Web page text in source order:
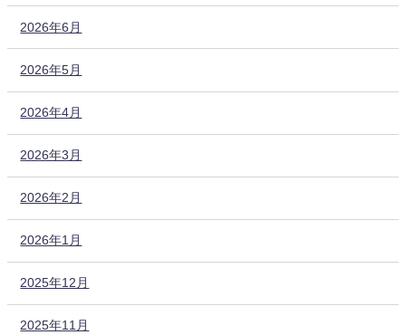
2026年6月
2026年5月
2026年4月
2026年3月
2026年2月
2026年1月
2025年12月
2025年11月